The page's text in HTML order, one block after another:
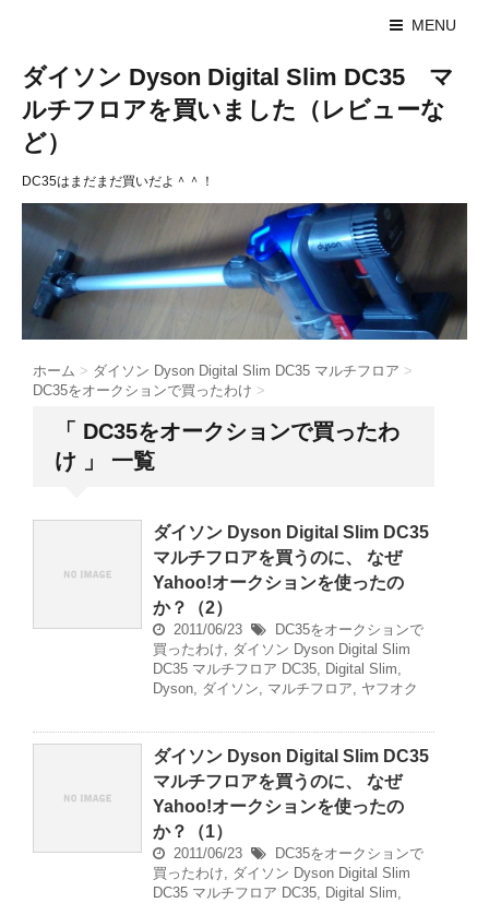
MENU
ダイソン Dyson Digital Slim DC35 マ
ルチフロアを買いました（レビューな
ど）
DC35はまだまだ買いだよ＾＾！
ホーム > ダイソン Dyson Digital Slim DC35 マルチフロア >
DC35をオークションで買ったわけ >
「 DC35をオークションで買ったわ
け 」 一覧
ダイソン Dyson Digital Slim DC35
マルチフロアを買うのに、 なぜ
Yahoo!オークションを使ったの
か？（2）
2011/06/23
DC35をオークションで
買ったわけ, ダイソン Dyson Digital Slim
DC35 マルチフロア DC35, Digital Slim,
Dyson, ダイソン, マルチフロア, ヤフオク
ダイソン Dyson Digital Slim DC35
マルチフロアを買うのに、 なぜ
Yahoo!オークションを使ったの
か？（1）
2011/06/23
DC35をオークションで
買ったわけ, ダイソン Dyson Digital Slim
DC35 マルチフロア DC35, Digital Slim,